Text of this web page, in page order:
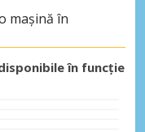
mașină în
în funcție